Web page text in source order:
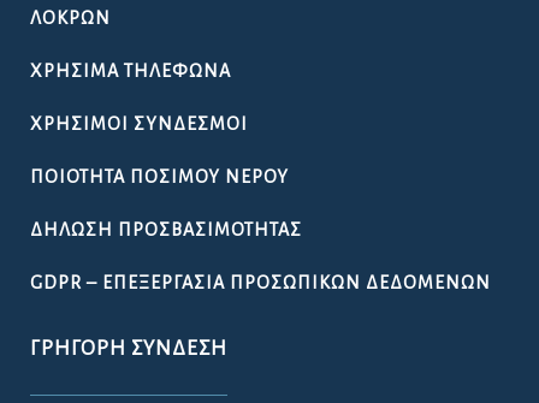
ΛΟΚΡΏΝ
ΧΡΉΣΙΜΑ ΤΗΛΈΦΩΝΑ
ΧΡΉΣΙΜΟΙ ΣΎΝΔΕΣΜΟΙ
ΠΟΙΌΤΗΤΑ ΠΌΣΙΜΟΥ ΝΕΡΟΎ
ΔΉΛΩΣΗ ΠΡΟΣΒΑΣΙΜΌΤΗΤΑΣ
GDPR – ΕΠΕΞΕΡΓΑΣΙΑ ΠΡΟΣΩΠΙΚΩΝ ΔΕΔΟΜΕΝΩΝ
ΓΡΉΓΟΡΗ ΣΎΝΔΕΣΗ